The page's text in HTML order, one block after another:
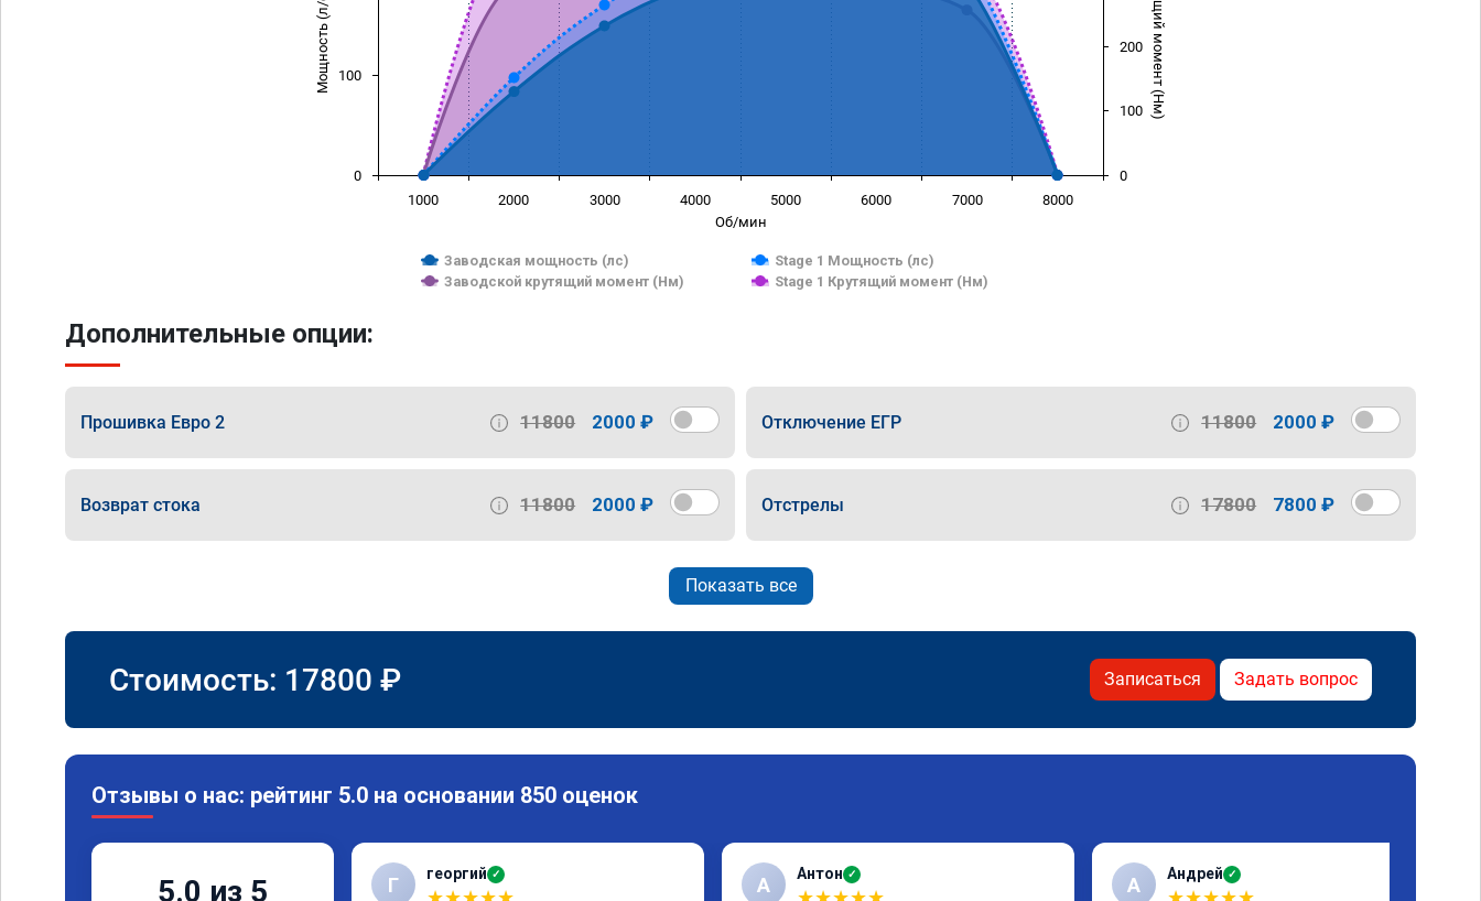
Об/мин
Мощность (л/с) Крутящий момент (Нм)
Заводская мощность (лс)
Stage 1 Мощность (лс)
Заводской крутящий момент (Нм)
Stage 1 Крутящий момент (Нм)
1000 2000 3000 4000 5000 6000 7000 8000
0
100
0
100
200
Дополнительные опции:
Прошивка Евро 2 11800 2000 ₽ Отключение ЕГР 11800 2000 ₽
Возврат стока 11800 2000 ₽ Отстрелы 17800 7800 ₽
Показать все
Стоимость: 17800 ₽ Записаться Задать вопрос
Отзывы о нас: рейтинг 5.0 на основании 850 оценок
5.0 из 5 Г георгий ✓ А Антон ✓ А Андрей ✓